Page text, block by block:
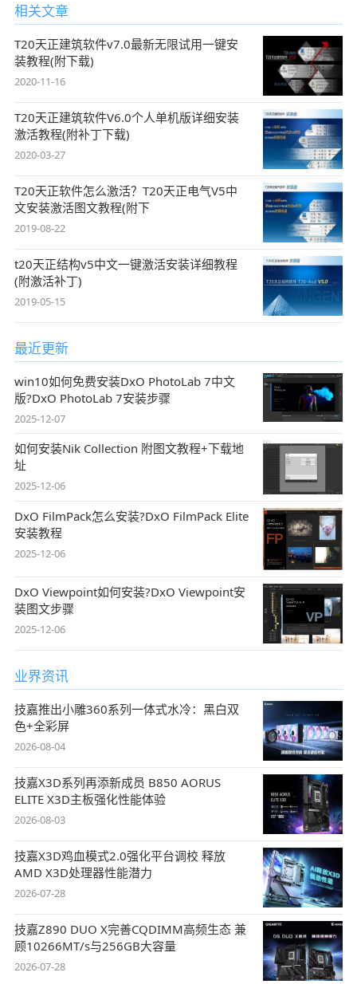
相关文章
T20天正建筑软件v7.0最新无限试用一键安
装教程(附下载)
2020-11-16
T20天正建筑软件V6.0个人单机版详细安装
激活教程(附补丁下载)
2020-03-27
T20天正软件怎么激活？T20天正电气V5中
文安装激活图文教程(附下
2019-08-22
t20天正结构v5中文一键激活安装详细教程
(附激活补丁)
2019-05-15
最近更新
win10如何免费安装DxO PhotoLab 7中文
版?DxO PhotoLab 7安装步骤
2025-12-07
如何安装Nik Collection 附图文教程+下载地
址
2025-12-06
DxO FilmPack怎么安装?DxO FilmPack Elite
安装教程
2025-12-06
DxO Viewpoint如何安装?DxO Viewpoint安
装图文步骤
2025-12-06
业界资讯
技嘉推出小雕360系列一体式水冷：黑白双
色+全彩屏
2026-08-04
技嘉X3D系列再添新成员 B850 AORUS
ELITE X3D主板强化性能体验
2026-08-03
技嘉X3D鸡血模式2.0强化平台调校 释放
AMD X3D处理器性能潜力
2026-07-28
技嘉Z890 DUO X完善CQDIMM高频生态 兼
顾10266MT/s与256GB大容量
2026-07-28